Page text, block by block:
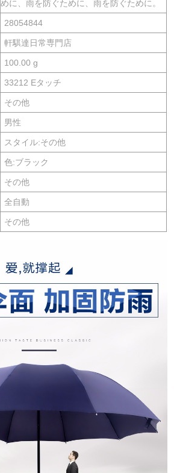
めに、雨を防ぐために、雨を防ぐために。
28054844
軒騏達日常専門店
100.00 g
33212 Eタッチ
その他
男性
スタイル:その他
色:ブラック
その他
全自動
その他